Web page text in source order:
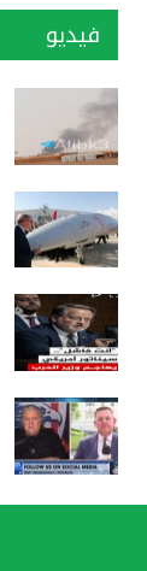
فيديو